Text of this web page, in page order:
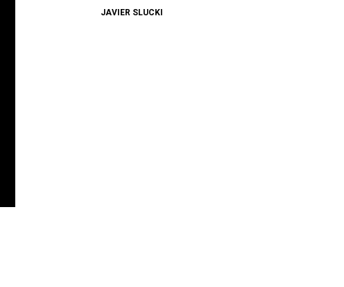
JAVIER SLUCKI